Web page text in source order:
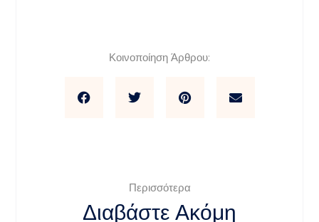
Κοινοποίηση Άρθρου:
Περισσότερα
Διαβάστε Ακόμη